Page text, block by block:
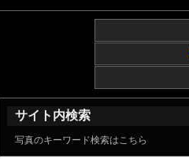
サイト内検索
写真のキーワード検索はこちら